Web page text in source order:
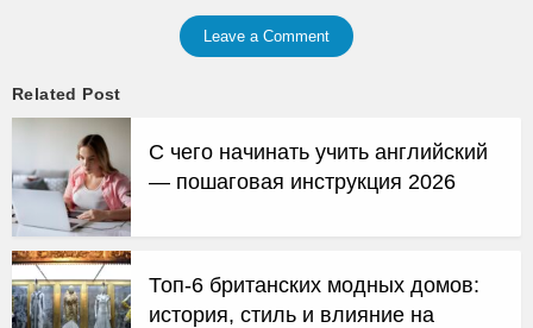
Leave a Comment
Related Post
С чего начинать учить английский
— пошаговая инструкция 2026
Топ-6 британских модных домов:
история, стиль и влияние на